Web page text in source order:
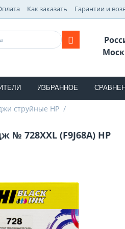
Как заказать Гарантии и
ИЗБРАННОЕ
струйные HP /
№ 728XXL (F9J68A) HP